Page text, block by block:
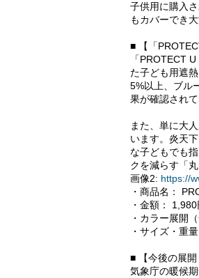
子供用に購入
もカバーでき
■ 【「
「PROTECT
た子ども用遮
5%以上、ブル
果が確認されて
また、単に大
います。炎天
な子どもでも
クを減らす「
画像2: https://
・商品名：
・金額：
・カラー展開
・サイズ・重
■ 【今後の展開
気象庁の暖候